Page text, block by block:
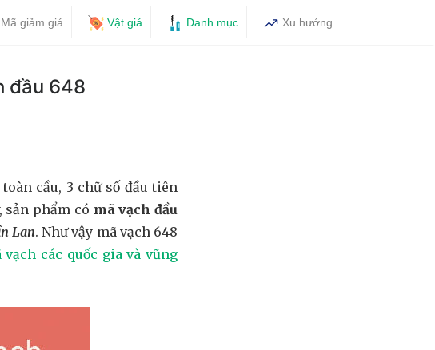
Mã giảm giá Vật giá Danh mục Xu hướng
đầu 648
cầu, 3 chữ số đầu tiên
sản phẩm có mã vạch đầu
Lan. Như vậy mã vạch 648
vạch các quốc gia và vũng